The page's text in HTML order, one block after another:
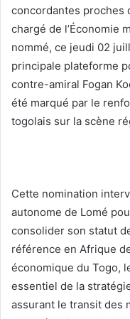
concordantes proches
chargé de l’Économie
nommé, ce jeudi 02
principale plateforme
contre-amiral Fogan
été marqué par le
togolais sur la scène
Cette nomination
autonome de Lomé
consolider son statut
référence en Afrique
économique du Togo,
essentiel de la
assurant le transit des